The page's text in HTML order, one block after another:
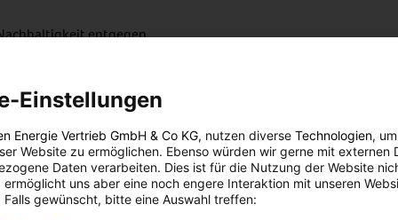
entgegen
Wachstum der Industrie. Die Industrielandschaft wird jedoch
wachsen, aber ihre Wertschöpfung der Gemeinschaft
haben über 2 Billionen Dollar außerhalb der USA
Konzerne übernehmen zu können, also „zu wachsen“. Das
Einstellungen
Energie Vertrieb GmbH & Co KG, nutzen diverse Technologien,
Website zu ermöglichen. Ebenso würden wir gerne mit externen
Daten verarbeiten. Dies ist für die Nutzung der Website
ermöglicht uns aber eine noch engere Interaktion mit unseren
Falls gewünscht, bitte eine Auswahl treffen: